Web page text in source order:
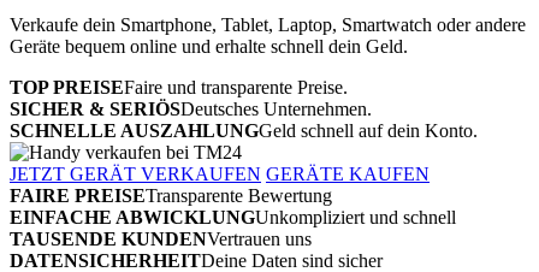
Verkaufe dein Smartphone, Tablet, Laptop, Smartwatch oder andere
Geräte bequem online und erhalte schnell dein Geld.
TOP PREISEFaire und transparente Preise.
SICHER & SERIÖSDeutsches Unternehmen.
SCHNELLE AUSZAHLUNGGeld schnell auf dein Konto.
JETZT GERÄT VERKAUFEN GERÄTE KAUFEN
FAIRE PREISETransparente Bewertung
EINFACHE ABWICKLUNGUnkompliziert und schnell
TAUSENDE KUNDENVertrauen uns
DATENSICHERHEITDeine Daten sind sicher